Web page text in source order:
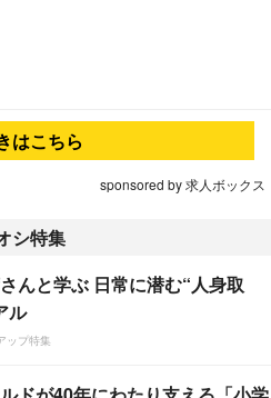
はこちら
sponsored by 求人ボックス
シ特集
んと学ぶ 日常に潜む“人身取
ル
ップ特集